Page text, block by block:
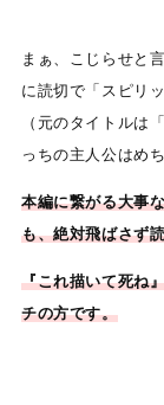
まぁ、こじらせと
に読切で「スピリ
（元のタイトルは
っちの主人公はめ
本編に繋がる大事
も、絶対飛ばさず
『これ描いて死ね
チの方です。